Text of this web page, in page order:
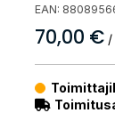
EAN:
70,00 € /